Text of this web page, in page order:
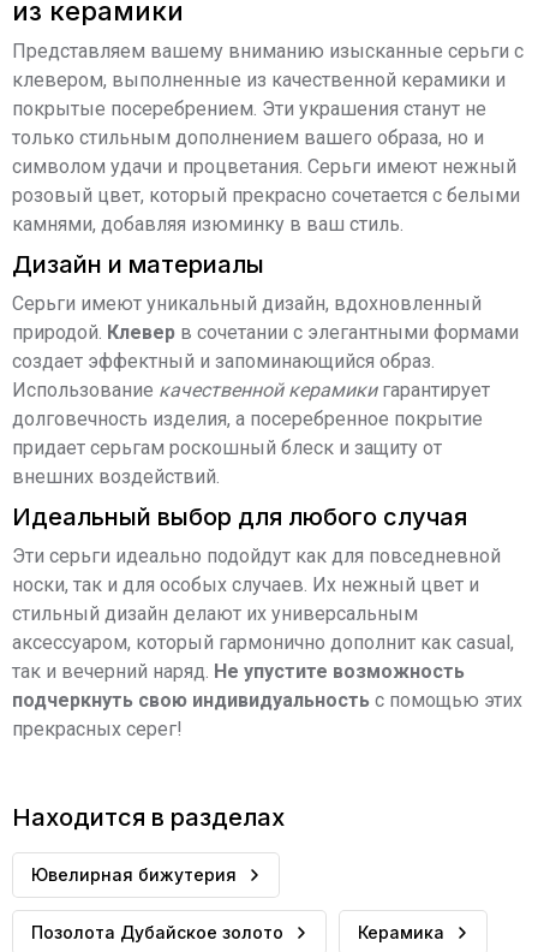
из керамики
Представляем вашему вниманию изысканные серьги с
клевером, выполненные из качественной керамики и
покрытые посеребрением. Эти украшения станут не
только стильным дополнением вашего образа, но и
символом удачи и процветания. Серьги имеют нежный
розовый цвет, который прекрасно сочетается с белыми
камнями, добавляя изюминку в ваш стиль.
Дизайн и материалы
Серьги имеют уникальный дизайн, вдохновленный
природой. Клевер в сочетании с элегантными формами
создает эффектный и запоминающийся образ.
Использование качественной керамикигарантирует
долговечность изделия, а посеребренное покрытие
придает серьгам роскошный блеск и защиту от
внешних воздействий.
Идеальный выбор для любого случая
Эти серьги идеально подойдут как для повседневной
носки, так и для особых случаев. Их нежный цвет и
стильный дизайн делают их универсальным
аксессуаром, который гармонично дополнит как casual,
так и вечерний наряд. Не упустите возможность
подчеркнуть свою индивидуальность с помощью этих
прекрасных серег!
Находится в разделах
Ювелирная бижутерия
Позолота Дубайское золото Керамика